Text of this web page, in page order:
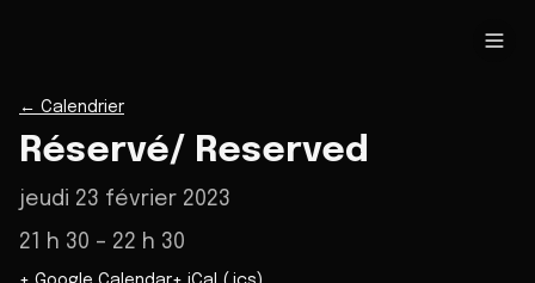
← Calendrier
Réservé/ Reserved
jeudi 23 février 2023
21 h 30 – 22 h 30